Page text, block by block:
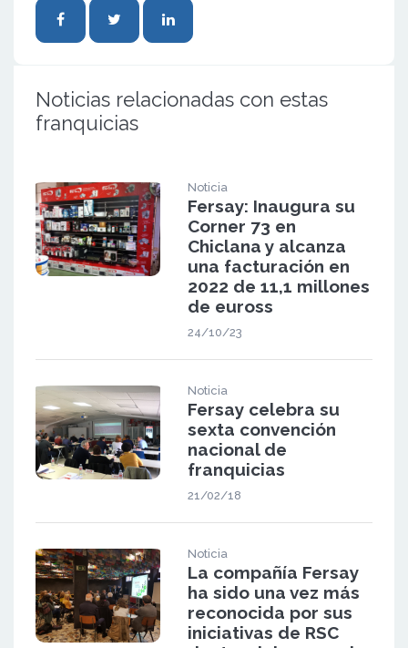
Noticias relacionadas con estas
franquicias
Noticia
Fersay: Inaugura su
Corner 73 en
Chiclana y alcanza
una facturación en
2022 de 11,1 millones
de euross
24/10/23
Noticia
Fersay celebra su
sexta convención
nacional de
franquicias
21/02/18
Noticia
La compañía Fersay
ha sido una vez más
reconocida por sus
iniciativas de RSC